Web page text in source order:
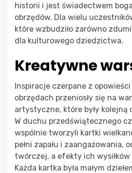
historii i jest świadectwem
obrzędów. Dla wielu
które wzbudziło zarówno
dla kulturowego dziedzictwa.
Kreatywne
Inspiracje czerpane z
obrzędach przeniosły się na
artystyczne, które były kolejną
W duchu przedświątecznego
wspólnie tworzyli kartki
pełni zapału i zaangażowania,
twórczej, a efekty ich wysiłków
Każda kartka była małym